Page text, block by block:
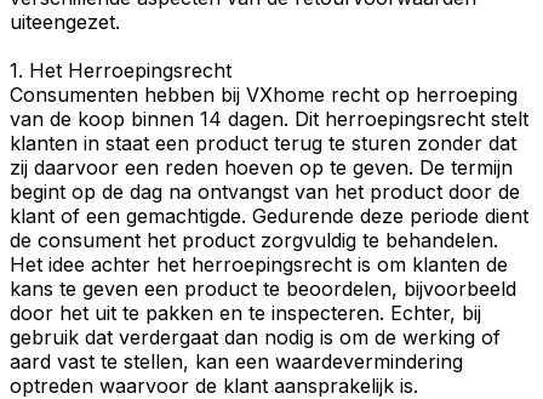
uiteengezet.
1. Het Herroepingsrecht
Consumenten hebben bij VXhome recht op herroeping
van de koop binnen 14 dagen. Dit herroepingsrecht stelt
klanten in staat een product terug te sturen zonder dat
zij daarvoor een reden hoeven op te geven. De termijn
begint op de dag na ontvangst van het product door de
klant of een gemachtigde. Gedurende deze periode dient
de consument het product zorgvuldig te behandelen.
Het idee achter het herroepingsrecht is om klanten de
kans te geven een product te beoordelen, bijvoorbeeld
door het uit te pakken en te inspecteren. Echter, bij
gebruik dat verdergaat dan nodig is om de werking of
aard vast te stellen, kan een waardevermindering
optreden waarvoor de klant aansprakelijk is.